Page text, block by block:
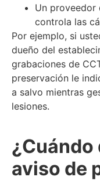
Un proveedor
controla las
Por ejemplo, si
dueño del
grabaciones de
preservación le
a salvo mientras
lesiones.
¿Cuándo
aviso de